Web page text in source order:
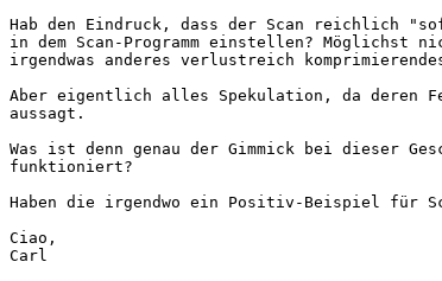
Hab den Eindruck, dass der Scan reichlich
in dem Scan-Programm einstellen? Möglichst
irgendwas anderes verlustreich
Aber eigentlich alles Spekulation, da deren
aussagt.
Was ist denn genau der Gimmick bei dieser
funktioniert?
Haben die irgendwo ein Positiv-Beispiel für
Ciao,
Carl